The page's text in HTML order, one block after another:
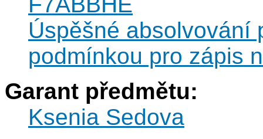
Úspěšné absolvování
podmínkou pro zápis
Garant předmětu:
Ksenia Sedova